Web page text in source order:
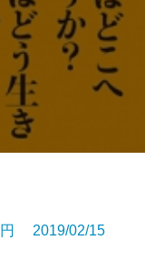
2019/02/15